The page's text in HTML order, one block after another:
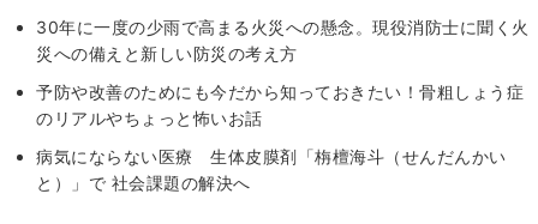
30年に一度の少雨で高まる火災への懸念。現役消防士に聞く火
災への備えと新しい防災の考え方
予防や改善のためにも今だから知っておきたい！骨粗しょう症
のリアルやちょっと怖いお話
病気にならない医療 生体皮膜剤「栴檀海斗（せんだんかい
と）」で 社会課題の解決へ